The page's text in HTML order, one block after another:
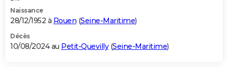
Dictionnaire
Biographies
Citations
Expressions
Proverbes
PROGRAMME TV
S'inscrire
Se connecter
Lycées
Collèges
Primaires
Universités
Entreprises
Service militaire
Avis de recherche
AVIS DE DÉCÈS
Naissance
28/12/1952 à Rouen (Seine-Maritime)
Décès
10/08/2024 au Petit-Quevilly(Seine-Maritime)